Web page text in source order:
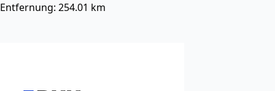
Entfernung: 254.01 km